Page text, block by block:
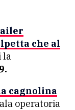
che al
la
cagnolina
operatoria